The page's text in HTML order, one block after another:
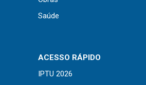
Chamamentos Públicos
Leis, Decretos e Portarias
Transparência
Saúde
ACESSO RÁPIDO
IPTU 2026